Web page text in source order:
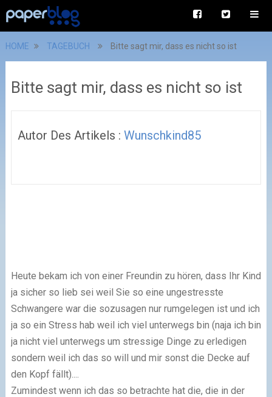
HOME TAGEBUCH Bitte sagt mir, dass es nicht so ist
Bitte sagt mir, dass es nicht so ist
Autor Des Artikels : Wunschkind85
Heute bekam ich von einer Freundin zu hören, dass Ihr Kind
ja sicher so lieb sei weil Sie so eine ungestresste
Schwangere war die sozusagen nur rumgelegen ist und ich
ja so ein Stress hab weil ich viel unterwegs bin (naja ich bin
ja nicht viel unterwegs um stressige Dinge zu erledigen
sondern weil ich das so will und mir sonst die Decke auf
den Kopf fällt)....
Zumindest wenn ich das so betrachte hat die, die in der